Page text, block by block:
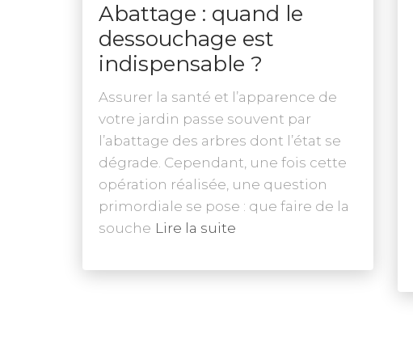
Abattage : quand le
dessouchage est
indispensable ?
Assurer la santé et l’apparence de
votre jardin passe souvent par
l’abattage des arbres dont l’état se
dégrade. Cependant, une fois cette
opération réalisée, une question
primordiale se pose : que faire de la
souche Lire la suite